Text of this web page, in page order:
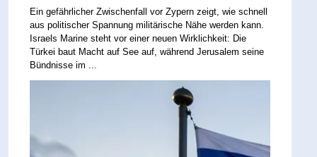
Ein gefährlicher Zwischenfall vor Zypern zeigt, wie schnell
aus politischer Spannung militärische Nähe werden kann.
Israels Marine steht vor einer neuen Wirklichkeit: Die
Türkei baut Macht auf See auf, während Jerusalem seine
Bündnisse im ...